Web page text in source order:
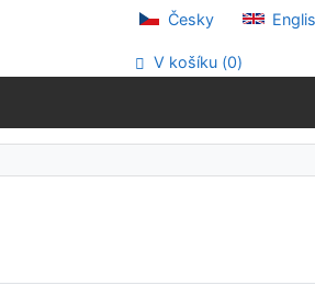
Česky
V košíku (0)